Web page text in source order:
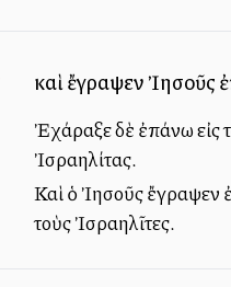
καὶ ἔγραψεν Ἰησοῦς
Ἐχάραξε δὲ ἐπάνω εἰς
Ἰσραηλίτας.
Καὶ ὁ Ἰησοῦς ἔγραψεν
τοὺς Ἰσραηλῖτες.